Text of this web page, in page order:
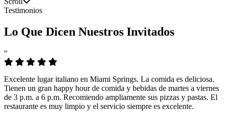
Testimonios
Lo Que Dicen Nuestros Invitados
“
Excelente lugar italiano en Miami Springs. La comida es deliciosa.
Tienen un gran happy hour de comida y bebidas de martes a viernes
de 3 p.m. a 6 p.m. Recomiendo ampliamente sus pizzas y pastas. El
restaurante es muy limpio y el servicio siempre es excelente.